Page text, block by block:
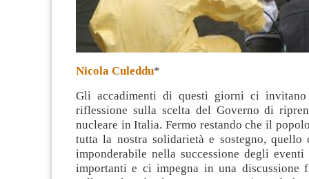
Nicola Culeddu*
Gli accadimenti di questi giorni ci invitano
riflessione sulla scelta del Governo di
nucleare in Italia. Fermo restando che il
tutta la nostra solidarietà e sostegno, quello
imponderabile nella successione degli
importanti e ci impegna in una discussione